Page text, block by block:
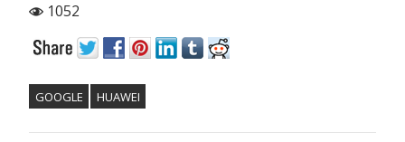
1052
GOOGLE HUAWEI